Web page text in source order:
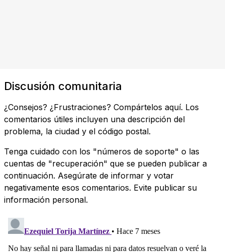
Discusión comunitaria
¿Consejos? ¿Frustraciones? Compártelos aquí. Los
comentarios útiles incluyen una descripción del
problema, la ciudad y el código postal.
Tenga cuidado con los "números de soporte" o las
cuentas de "recuperación" que se pueden publicar a
continuación. Asegúrate de informar y votar
negativamente esos comentarios. Evite publicar su
información personal.